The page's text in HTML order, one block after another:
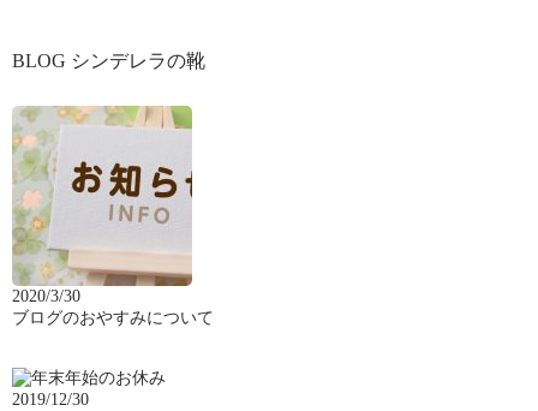
BLOG シンデレラの靴
2020/3/30
ブログのおやすみについて
2019/12/30